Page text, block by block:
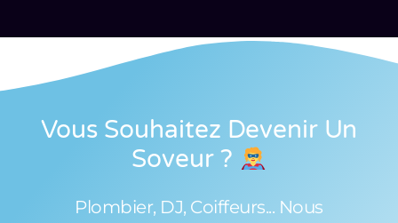
Vous Souhaitez Devenir Un
Soveur ?
Plombier, DJ, Coiffeurs... Nous